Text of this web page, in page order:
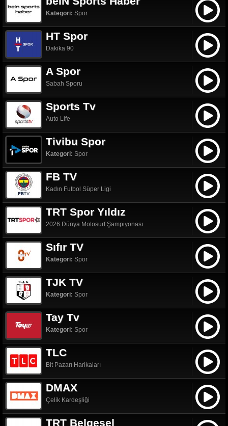
Kategori: Spor
HT Spor
Dakika 90
A Spor
Sabah Sporu
Sports Tv
Auto Life
Tivibu Spor
Kategori: Spor
FB TV
Kadın Futbol Süper Ligi
TRT Spor Yıldız
2026 Dünya Motosurf Şampiyonası
Sıfır TV
Kategori: Spor
TJK TV
Kategori: Spor
Tay Tv
Kategori: Spor
TLC
Bit Pazarı Harikaları
DMAX
Çelik Kardeşliği
TRT Belgesel